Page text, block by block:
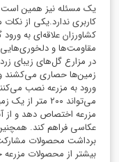
یک مسئله نیز همین است
کاربری ندارد.یکی از
کشاورزان علاقه‌ای به
مقاومت‌ها و دلخوری‌هایی
در مزارع گل‌های زیبای
زمین‌ها حصاری می‌کشند
ورود به مزرعه نصب
مزرعه اختصاص دهد و از
عکاسی فراهم کند.
بیشتر از محصولات